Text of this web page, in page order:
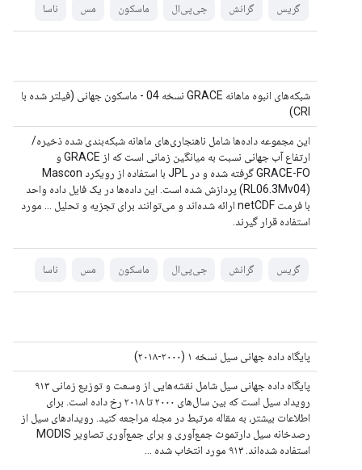
گریس گرانش جی‌پی‌ال ماسکون مس ناسا
شبکه‌های انبوه ماهانه GRACE نسخه 04 - ماسکون جهانی (فیلتر شده با
CRI)
این مجموعه داده‌ها شامل ناهنجاری‌های ماهانه شبکه‌بندی شده ذخیره/
ارتفاع آب جهانی نسبت به میانگین زمانی است که از GRACE و
GRACE-FO گرفته شده و در JPL با استفاده از رویکرد Mascon
(RL06.3Mv04) پردازش شده است. این داده‌ها در یک فایل داده واحد
با فرمت netCDF ارائه شده‌اند و می‌توانند برای تجزیه و تحلیل ... مورد
استفاده قرار گیرند.
گریس گرانش جی‌پی‌ال ماسکون مس ناسا
پایگاه داده جهانی سیل نسخه ۱ (۲۰۰۰-۲۰۱۸)
پایگاه داده جهانی سیل شامل نقشه‌هایی از وسعت و توزیع زمانی ۹۱۳
رویداد سیل است که بین سال‌های ۲۰۰۰ تا ۲۰۱۸ رخ داده است. برای
اطلاعات بیشتر، به مقاله مرتبط در مجله مراجعه کنید. رویدادهای سیل از
رصدخانه سیل دارتموث جمع‌آوری و برای جمع‌آوری تصاویر MODIS
استفاده شده‌اند. ۹۱۳ مورد انتخاب شده ...